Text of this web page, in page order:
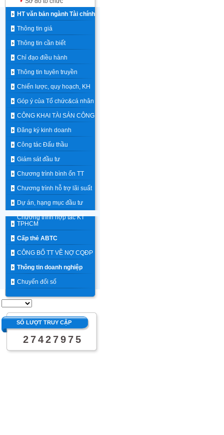
HT văn bản ngành Tài chính
Thông tin giá
Thông tin cần biết
Chỉ đạo điều hành
Thông tin tuyên truyền
Chiến lược, quy hoạch, KH
Góp ý của Tổ chức&cá nhân
CÔNG KHAI TÀI SẢN CÔNG
Đăng ký kinh doanh
Công tác Đấu thầu
Giám sát đầu tư
Chương trình bình ổn TT
Chương trình hỗ trợ lãi suất
Dự án, hạng mục đầu tư
Chương trình hợp tác KT
TPHCM
Cấp thẻ ABTC
CÔNG BỐ TT VỀ NỢ CQĐP
Thông tin doanh nghiệp
Chuyển đổi số
SỐ LƯỢT TRUY CẬP
2 7 4 2 7 9 7 5